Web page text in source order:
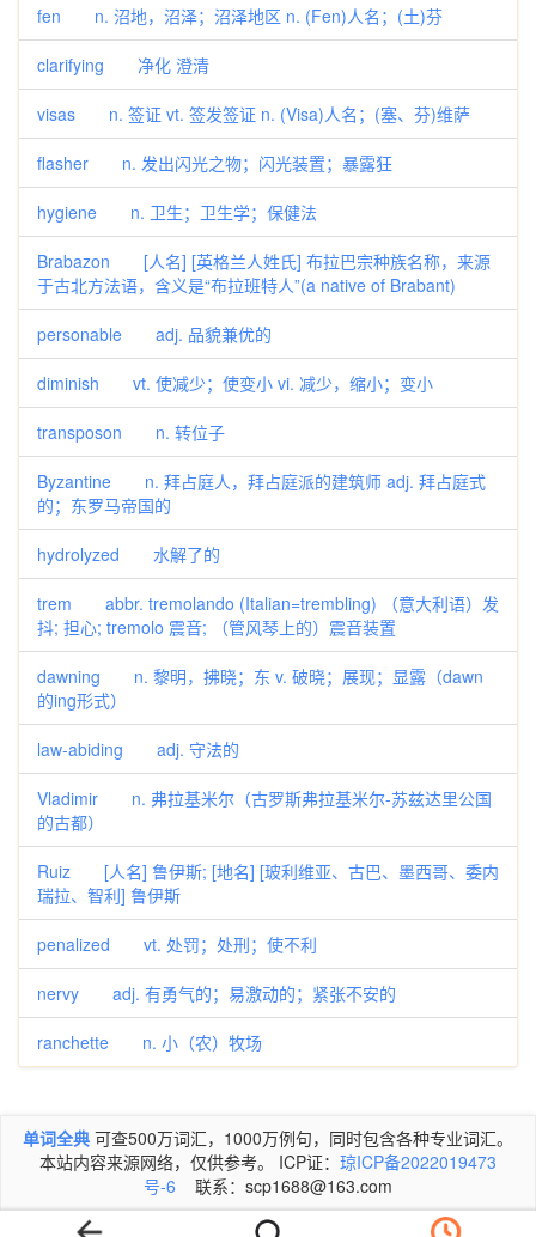
fen n. 沼地，沼泽；沼泽地区 n. (Fen)人名；(土)芬
clarifying 净化 澄清
visas n. 签证 vt. 签发签证 n. (Visa)人名；(塞、芬)维萨
flasher n. 发出闪光之物；闪光装置；暴露狂
hygiene n. 卫生；卫生学；保健法
Brabazon [人名] [英格兰人姓氏] 布拉巴宗种族名称，来源
于古北方法语，含义是“布拉班特人”(a native of Brabant)
personable adj. 品貌兼优的
diminish vt. 使减少；使变小 vi. 减少，缩小；变小
transposon n. 转位子
Byzantine n. 拜占庭人，拜占庭派的建筑师 adj. 拜占庭式
的；东罗马帝国的
hydrolyzed 水解了的
trem abbr. tremolando (Italian=trembling) （意大利语）发
抖; 担心; tremolo 震音; （管风琴上的）震音装置
dawning n. 黎明，拂晓；东 v. 破晓；展现；显露（dawn
的ing形式）
law-abiding adj. 守法的
Vladimir n. 弗拉基米尔（古罗斯弗拉基米尔-苏兹达里公国
的古都）
Ruiz [人名] 鲁伊斯; [地名] [玻利维亚、古巴、墨西哥、委内
瑞拉、智利] 鲁伊斯
penalized vt. 处罚；处刑；使不利
nervy adj. 有勇气的；易激动的；紧张不安的
ranchette n. 小（农）牧场
单词全典 可查500万词汇，1000万例句，同时包含各种专业词汇。
本站内容来源网络，仅供参考。 ICP证： 琼ICP备2022019473
号-6 联系：scp1688@163.com